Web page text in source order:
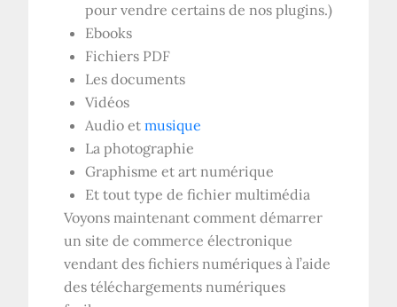
pour vendre certains de nos plugins.)
Ebooks
Fichiers PDF
Les documents
Vidéos
Audio etmusique
La photographie
Graphisme et art numérique
Et tout type de fichier multimédia
Voyons maintenant comment démarrer
un site de commerce électronique
vendant des fichiers numériques à l’aide
des téléchargements numériques